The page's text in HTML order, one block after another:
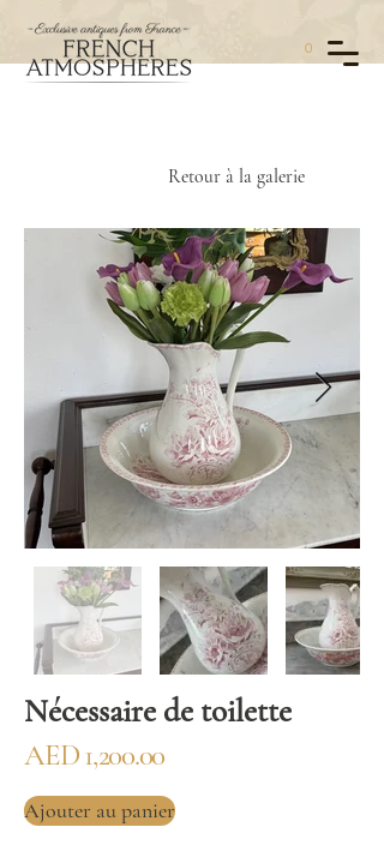
0
Retour à la galerie
Nécessaire de toilette
AED 1,200.00
Ajouter au panier